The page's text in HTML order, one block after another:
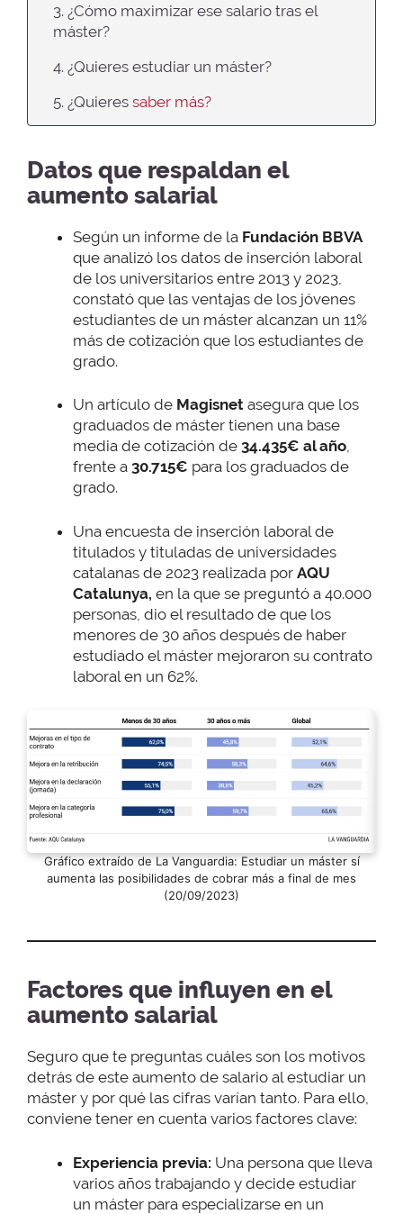
3. ¿Cómo maximizar ese salario tras el
máster?
4. ¿Quieres estudiar un máster?
5. ¿Quieres saber más?
Datos que respaldan el
aumento salarial
Según un informe de la Fundación BBVA
que analizó los datos de inserción laboral
de los universitarios entre 2013 y 2023,
constató que las ventajas de los jóvenes
estudiantes de un máster alcanzan un 11%
más de cotización que los estudiantes de
grado.
Un artículo de Magisnet asegura que los
graduados de máster tienen una base
media de cotización de 34.435€ al año,
frente a 30.715€ para los graduados de
grado.
Una encuesta de inserción laboral de
titulados y tituladas de universidades
catalanas de 2023 realizada por AQU
Catalunya, en la que se preguntó a 40.000
personas, dio el resultado de que los
menores de 30 años después de haber
estudiado el máster mejoraron su contrato
laboral en un 62%.
Gráfico extraído de La Vanguardia: Estudiar un máster sí
aumenta las posibilidades de cobrar más a final de mes
(20/09/2023)
Factores que influyen en el
aumento salarial
Seguro que te preguntas cuáles son los motivos
detrás de este aumento de salario al estudiar un
máster y por qué las cifras varían tanto. Para ello,
conviene tener en cuenta varios factores clave:
Experiencia previa: Una persona que lleva
varios años trabajando y decide estudiar
un máster para especializarse en un